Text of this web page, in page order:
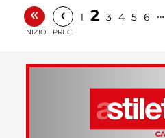
«
INIZIO
‹
PREC.
1 2 3 4 5 6 …